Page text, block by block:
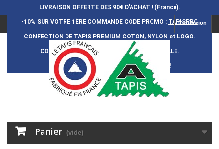
LIVRAISON OFFERTE DES 90€ D'ACHAT ! (France).
-10% SUR VOTRE 1ÈRE COMMANDECODE PROMO : TAPISPRO
CONFECTION DE TAPIS PREMIUM COTON, NYLON et LOGO.
CONFECTION FRANÇ AISE et 100% ARTISANALE.
DURÉE DE VIE DES TAPIS : 5 ANS ENVIRON !
Connexion
Panier (vide)